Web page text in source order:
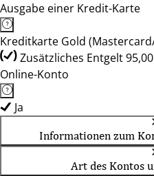
Ausgabe einer Kredit-Karte
Kreditkarte Gold
Zusätzliches Entgelt
Online-Konto
Ja
Informationen zum
Art des Kontos